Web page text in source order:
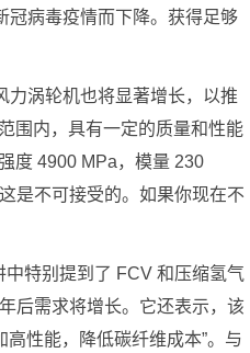
冠病毒疫情而下降。获得足够
力涡轮机也将显著增长，以推
围内，具有一定的质量和性能
度 4900 MPa，模量 230
是不可接受的。如果你现在不
特别提到了 FCV 和压缩氢气
后需求将增长。它还表示，该
高性能，降低碳纤维成本”。与